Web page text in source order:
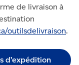
de livraison à
outilsdelivraison.
d’expédition